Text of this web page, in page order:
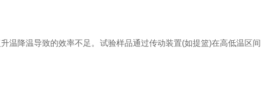
降温导致的效率不足。试验样品通过传动装置(如提篮)在高低温区间